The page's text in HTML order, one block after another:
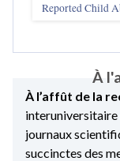
Reported Child
À
À l’affût de la
interuniversitaire
journaux
succinctes des